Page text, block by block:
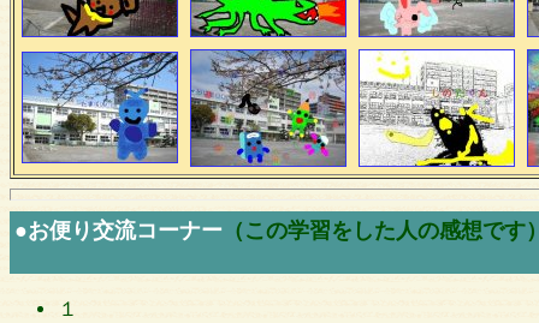
●お便り交流コーナー （この学習をした人の感想です
１